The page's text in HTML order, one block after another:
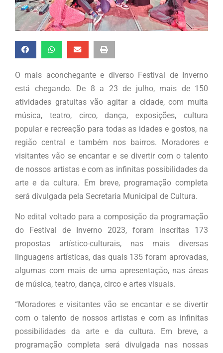
O mais aconchegante e diverso Festival de Inverno
está chegando. De 8 a 23 de julho, mais de 150
atividades gratuitas vão agitar a cidade, com muita
música, teatro, circo, dança, exposições, cultura
popular e recreação para todas as idades e gostos, na
região central e também nos bairros. Moradores e
visitantes vão se encantar e se divertir com o talento
de nossos artistas e com as infinitas possibilidades da
arte e da cultura. Em breve, programação completa
será divulgada pela Secretaria Municipal de Cultura.
No edital voltado para a composição da programação
do Festival de Inverno 2023, foram inscritas 173
propostas artístico-culturais, nas mais diversas
linguagens artísticas, das quais 135 foram aprovadas,
algumas com mais de uma apresentação, nas áreas
de música, teatro, dança, circo e artes visuais.
“Moradores e visitantes vão se encantar e se divertir
com o talento de nossos artistas e com as infinitas
possibilidades da arte e da cultura. Em breve, a
programação completa será divulgada nas nossas